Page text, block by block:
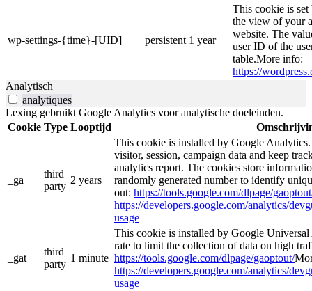
wp-settings-{time}-[UID] persistent 1 year
This cookie is set
the view of your
website. The
user ID of the
table.More info:
https://
Analytisch
analytiques
Lexing gebruikt Google Analytics voor analytische doeleinden.
Cookie Type Looptijd
_ga
third
party
2 years
This cookie is installed by Google
visitor, session, campaign data and keep
analytics report. The cookies store
randomly generated number to identify
out: https://tools.google.com/dlpage/
https://developers.google.com/analytics/
usage
_gat
third
party
1 minute
This cookie is installed by Google
rate to limit the collection of data on high
https://tools.google.com/dlpage/gaoptout/
https://developers.google.com/analytics/
usage